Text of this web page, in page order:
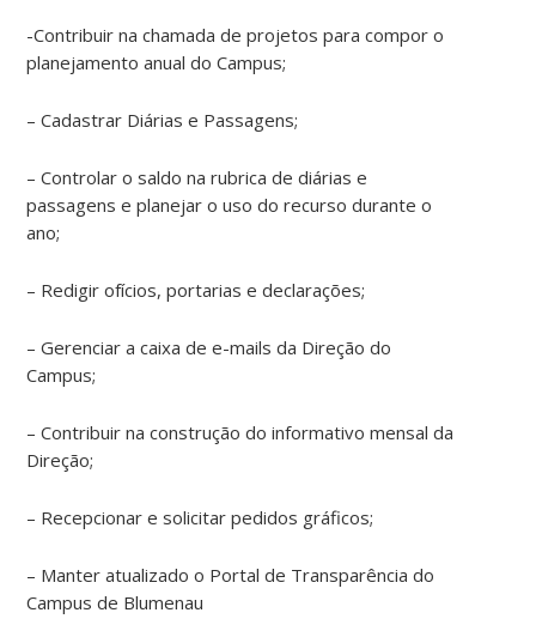
-Contribuir na chamada de projetos para compor o
planejamento anual do Campus;
– Cadastrar Diárias e Passagens;
– Controlar o saldo na rubrica de diárias e
passagens e planejar o uso do recurso durante o
ano;
– Redigir ofícios, portarias e declarações;
– Gerenciar a caixa de e-mails da Direção do
Campus;
– Contribuir na construção do informativo mensal da
Direção;
– Recepcionar e solicitar pedidos gráficos;
– Manter atualizado o Portal de Transparência do
Campus de Blumenau